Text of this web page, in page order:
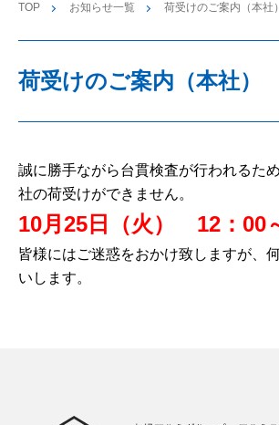
TOP お知らせ一覧 荷受けのご案内（本社）
荷受けのご案内（本社）
誠に勝手ながら台貫検査が行われるた
社の荷受けができません。
10月25日（火） 12：00
皆様にはご迷惑をおかけ致しますが、
いします。